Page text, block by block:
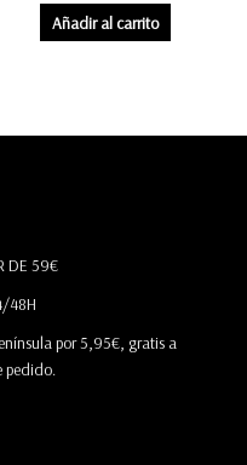
Añadir al carrito
DE 59€
48H
por 5,95€, gratis a
pedido.